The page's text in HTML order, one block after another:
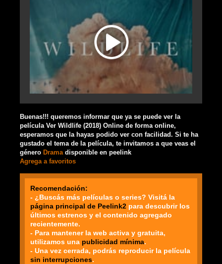
Buenas!!! queremos informar que ya se puede ver la
película Ver Wildlife (2018) Online de forma online,
esperamos que la hayas podido ver con facilidad. Si te ha
gustado el tema de la película, te invitamos a que veas el
género Drama disponible en peelink
Agrega a favoritos
Recomendación:
- ¿Buscás más películas o series? Visitá la
página principal de Peelink2 para descubrir los
últimos estrenos y el contenido agregado
recientemente.
- Para mantener la web activa y gratuita,
utilizamos una publicidad mínima.
- Una vez cerrada, podrás reproducir la película
sin interrupciones.